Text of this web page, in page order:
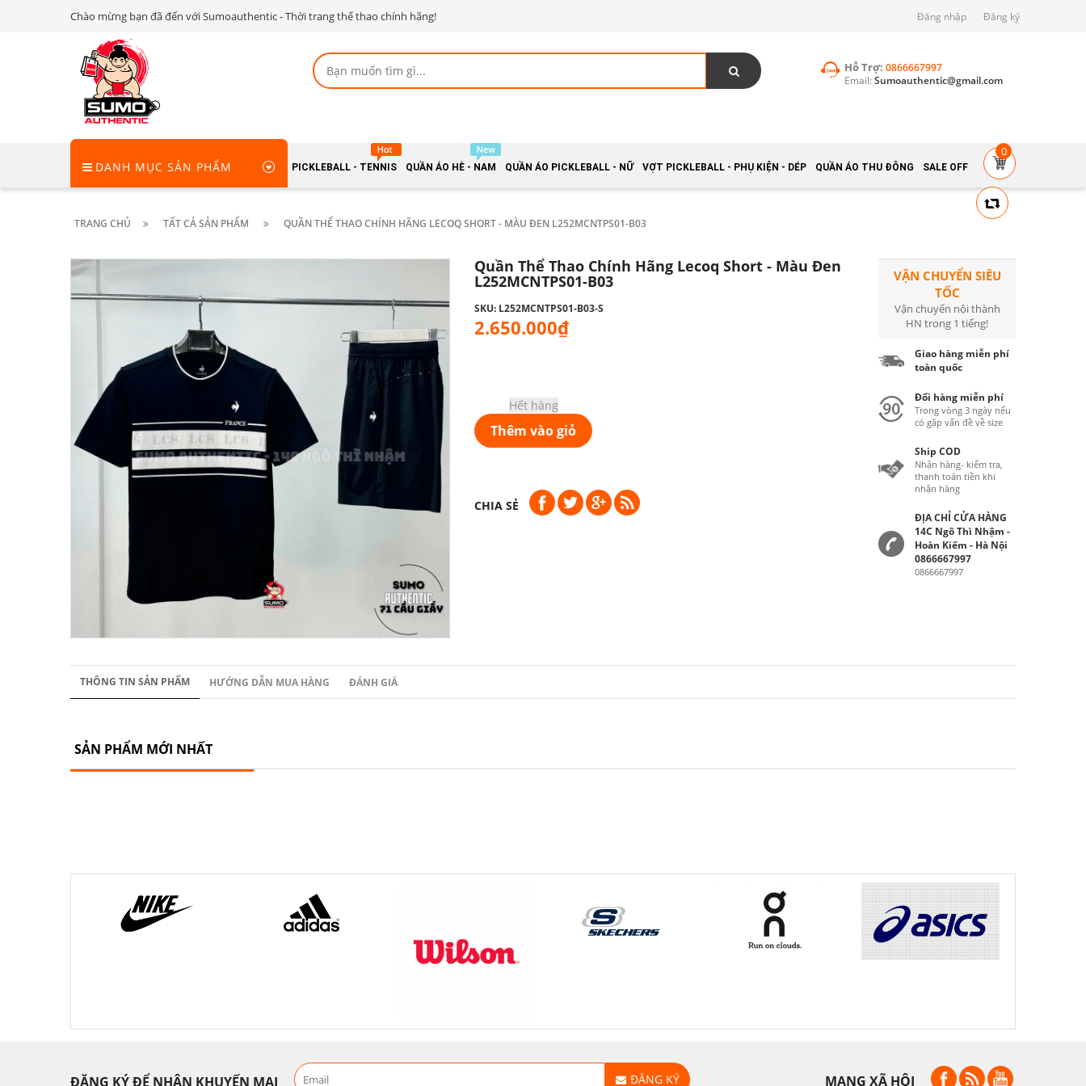
Chào mừng bạn đã đến với Sumoauthentic - Thời trang thể thao chính hãng! Đăng nhập Đăng ký
Hỗ Trợ: 0866667997
Email: Sumoauthentic@gmail.com
DANH MỤC SẢN PHẨM PICKLEBALL - TENNIS QUẦN ÁO HÈ - NAM QUẦN ÁO PICKLEBALL - NỮ VỢT PICKLEBALL - PHỤ KIỆN - DÉP QUẦN ÁO THU ĐÔNG SALE OFF
0
TRANG CHỦ TẤT CẢ SẢN PHẨM QUẦN THỂ THAO CHÍNH HÃNG LECOQ SHORT - MÀU ĐEN L252MCNTPS01-B03
Quần Thể Thao Chính Hãng Lecoq Short - Màu Đen
L252MCNTPS01-B03
SKU: L252MCNTPS01-B03-S
2.650.000₫
Hết hàng
Thêm vào giỏ
CHIA SẺ
VẬN CHUYỂN SIÊU
TỐC
Vận chuyển nội thành
HN trong 1 tiếng!
Giao hàng miễn phí
toàn quốc
Đổi hàng miễn phí
Trong vòng 3 ngày nếu
có gặp vấn đề về size
Ship COD
Nhận hàng- kiểm tra,
thanh toán tiền khi
nhận hàng
ĐỊA CHỈ CỬA HÀNG
14C Ngô Thì Nhậm -
Hoàn Kiếm - Hà Nội
0866667997
0866667997
THÔNG TIN SẢN PHẨM HƯỚNG DẪN MUA HÀNG ĐÁNH GIÁ
SẢN PHẨM MỚI NHẤT
ĐĂNG KÝ ĐỂ NHẬN KHUYẾN MẠI ĐĂNG KÝ MẠNG XÃ HỘI